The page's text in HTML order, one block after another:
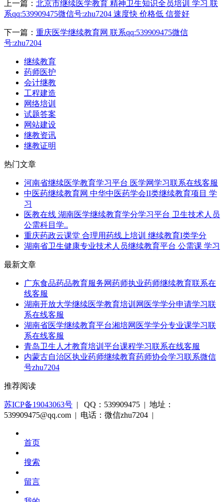
上一篇： 北京市继续医学教育 精神卫生知识全员培训 学习 联
系qq:539909475微信号:zhu7204 速度快 价格低 信誉好
下一篇： 重庆医学继续教育网 联系qq:539909475微信
号:zhu7204
继续教育
药师医护
会计继教
工程建造
网络培训
试题答案
网站建设
继教资讯
继教证明
热门文章
河南省继续医学教育学习平台 医学网学习联系在线客服
中医药继续教育网 中华中医药学会II类继续教育项目 学
习
医教在线 湖南医学继续教育学分学习平台 卫生技术人员
公需科目学..
重庆药政云课堂 合理用药线上培训 继续教育I类学分
湖南省卫生健康专业技术人员继续教育平台 公需课 学习
最新文章
广东食品药品教育服务网药师执业药师继续教育联系在
线客服
湖南开放大学继续医学教育培训网医学学分申请学习联
系在线客服
湖南省医学继续教育平台湘培网医学学分专业课学习联
系在线客服
青岛卫生人才教育培训平台课程学习联系在线客服
内蒙古自治区执业药师继续教育药师协会学习联系微信
号zhu7204
推荐阅读
苏ICP备19043063号 | QQ：539909475 | 地址：
539909475@qq.com | 电话：微信zhu7204 |
首页
搜索
留言